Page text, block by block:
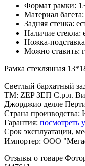
Формат рамки:
Материал багета:
Задняя стенка:
Наличие стекла:
Ножка-
Можно ставить:
Рамка стеклянная
Светлый бархатный
ТМ: ZEP ЗЕП С.р.л.
Джорджио делле
Страна производства:
Гарантия: посмотреть
Срок эксплуатации,
Импортер: ООО
Отзывы о товаре